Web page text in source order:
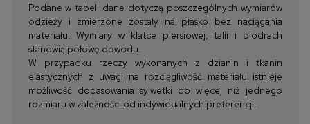
Podane w tabeli dane dotyczą poszczególnych wymiarów
odzieży i zmierzone zostały na płasko bez naciągania
materiału. Wymiary w klatce piersiowej, talii i biodrach
stanowią połowę obwodu.
W przypadku rzeczy wykonanych z dzianin i tkanin
elastycznych z uwagi na rozciągliwość materiału istnieje
możliwość dopasowania sylwetki do więcej niż jednego
rozmiaru w zależności od indywidualnych preferencji.